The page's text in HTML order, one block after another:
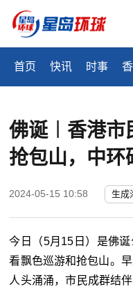
首页 快讯 时事
佛诞︱香港市
抢包山，中环
2024-05-15 10:58 生成
今日（5月15日）是佛
看飘色巡游和抢包山。
人头涌涌，市民成群结